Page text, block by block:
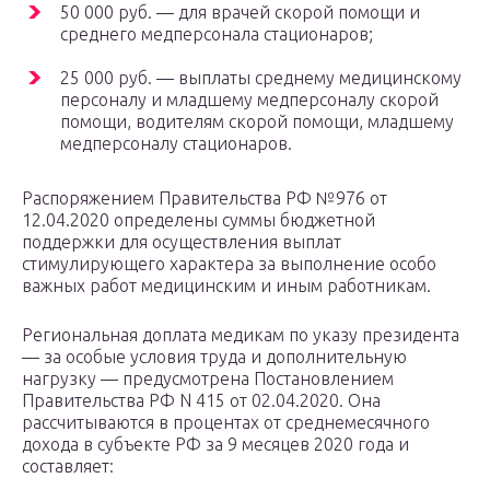
50 000 руб. — для врачей скорой помощи и
среднего медперсонала стационаров;
25 000 руб. — выплаты среднему медицинскому
персоналу и младшему медперсоналу скорой
помощи, водителям скорой помощи, младшему
медперсоналу стационаров.
Распоряжением Правительства РФ №976 от
12.04.2020 определены суммы бюджетной
поддержки для осуществления выплат
стимулирующего характера за выполнение особо
важных работ медицинским и иным работникам.
Региональная доплата медикам по указу президента
— за особые условия труда и дополнительную
нагрузку — предусмотрена Постановлением
Правительства РФ N 415 от 02.04.2020. Она
рассчитываются в процентах от среднемесячного
дохода в субъекте РФ за 9 месяцев 2020 года и
составляет: